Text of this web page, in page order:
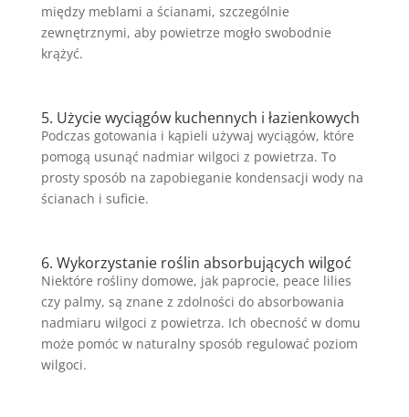
między meblami a ścianami, szczególnie
zewnętrznymi, aby powietrze mogło swobodnie
krążyć.
5. Użycie wyciągów kuchennych i łazienkowych
Podczas gotowania i kąpieli używaj wyciągów, które
pomogą usunąć nadmiar wilgoci z powietrza. To
prosty sposób na zapobieganie kondensacji wody na
ścianach i suficie.
6. Wykorzystanie roślin absorbujących wilgoć
Niektóre rośliny domowe, jak paprocie, peace lilies
czy palmy, są znane z zdolności do absorbowania
nadmiaru wilgoci z powietrza. Ich obecność w domu
może pomóc w naturalny sposób regulować poziom
wilgoci.